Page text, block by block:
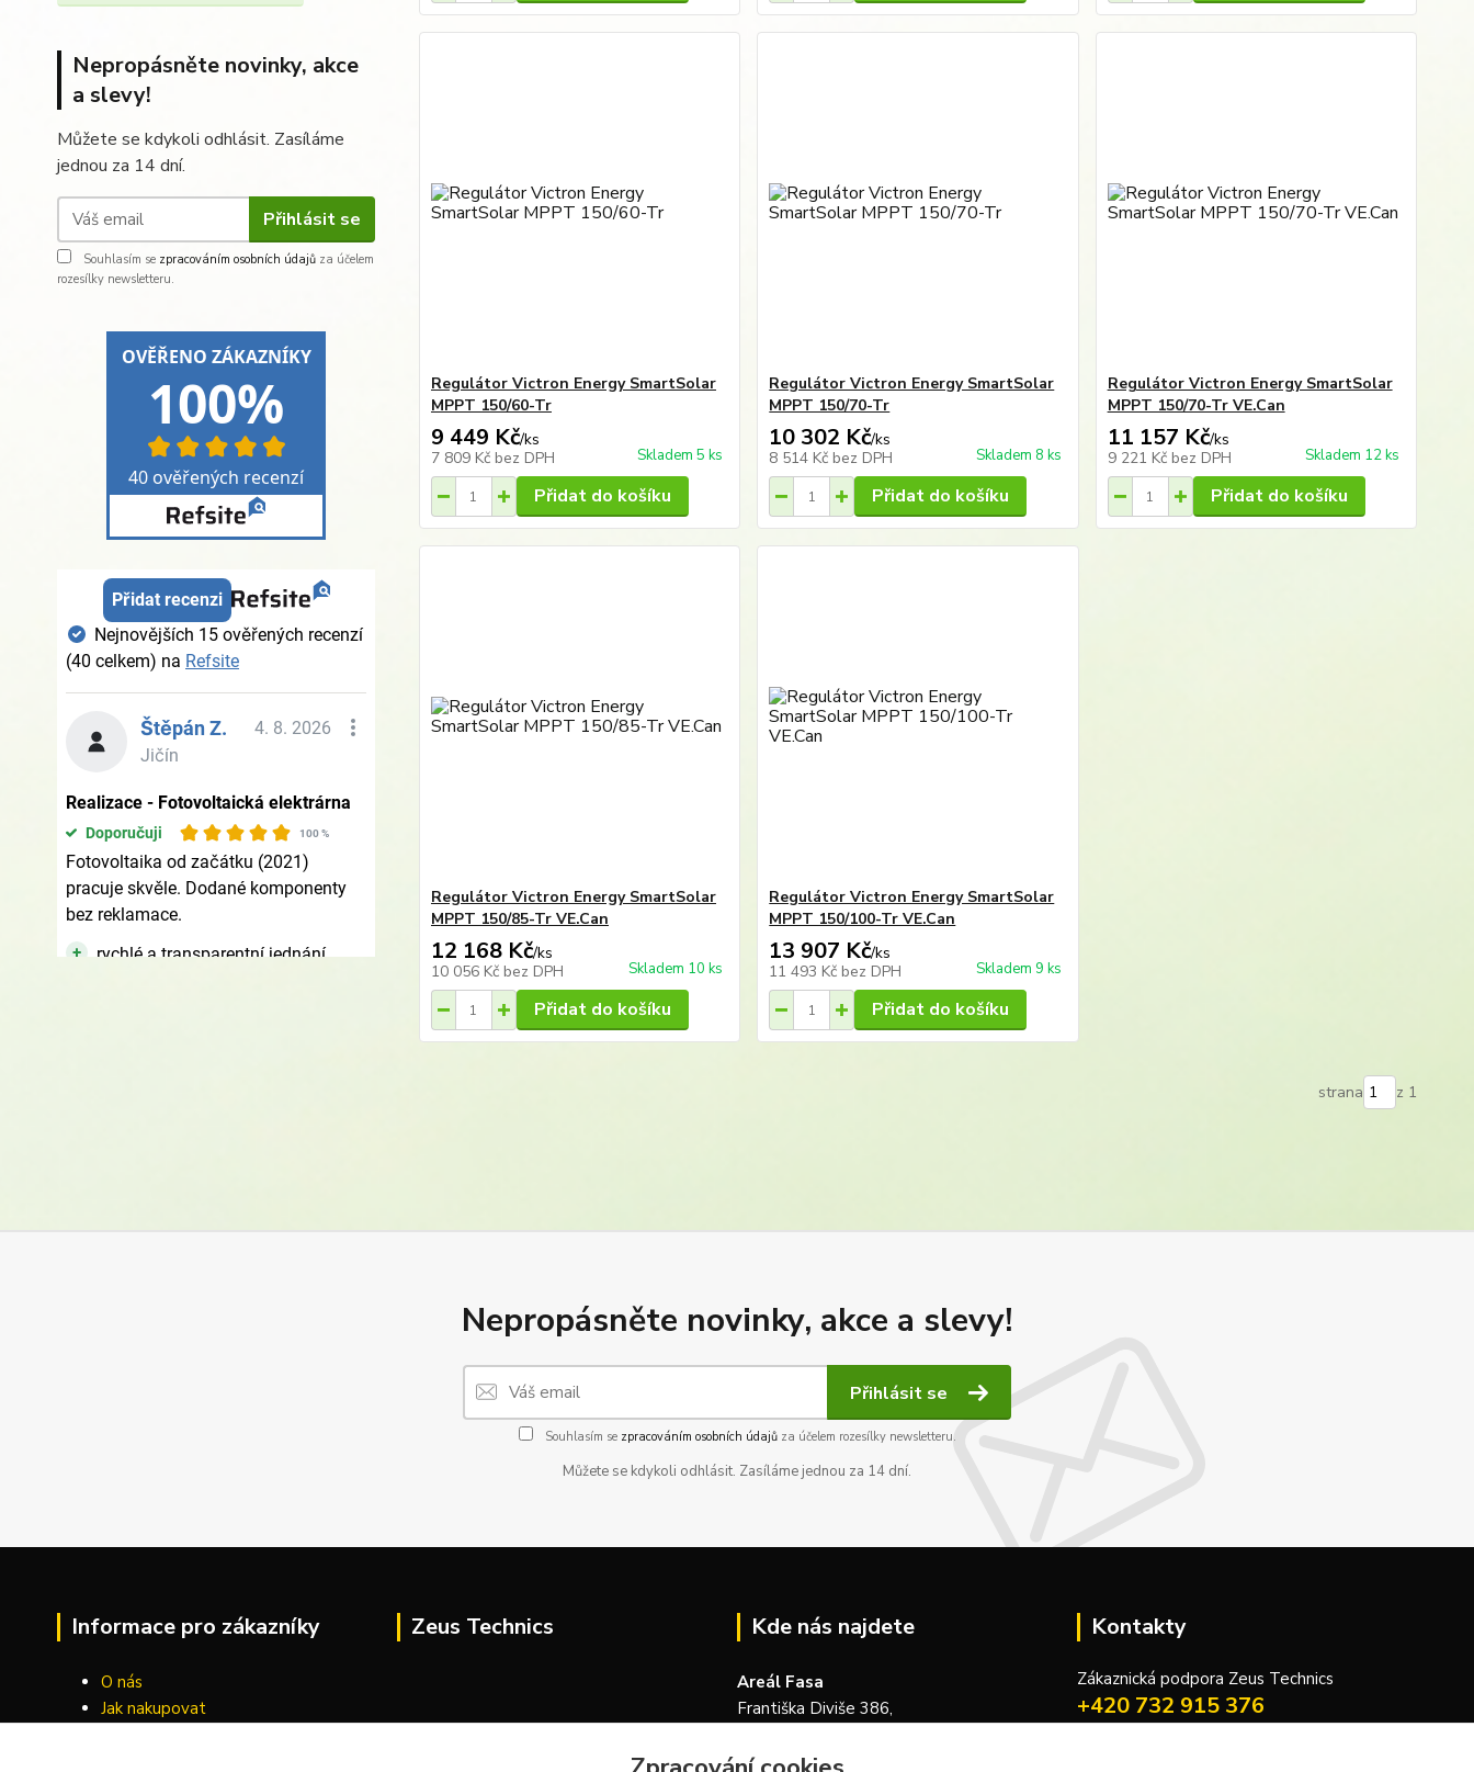
Nepropásněte novinky, akce
a slevy!
Můžete se kdykoli odhlásit. Zasíláme
jednou za 14 dní.
Přihlásit se
Souhlasím se zpracováním osobních údajů za účelem
rozesílky newsletteru.
Regulátor Victron Energy SmartSolar
MPPT 150/60-Tr
9 449 Kč/ks
7 809 Kč bez DPH Skladem 5 ks
Přidat do košíku
Regulátor Victron Energy SmartSolar
MPPT 150/70-Tr
10 302 Kč/ks
8 514 Kč bez DPH Skladem 8 ks
Přidat do košíku
Regulátor Victron Energy SmartSolar
MPPT 150/70-Tr VE.Can
11 157 Kč/ks
9 221 Kč bez DPH Skladem 12 ks
Přidat do košíku
Regulátor Victron Energy SmartSolar
MPPT 150/85-Tr VE.Can
12 168 Kč/ks
10 056 Kč bez DPH Skladem 10 ks
Přidat do košíku
Regulátor Victron Energy SmartSolar
MPPT 150/100-Tr VE.Can
13 907 Kč/ks
11 493 Kč bez DPH Skladem 9 ks
Přidat do košíku
strana z 1
Nepropásněte novinky, akce a slevy!
Přihlásit se
Souhlasím se zpracováním osobních údajůza účelem rozesílky newsletteru.
Můžete se kdykoli odhlásit. Zasíláme jednou za 14 dní.
Informace pro zákazníky
O nás
Jak nakupovat
Zeus Technics Kde nás najdete
Areál Fasa
Františka Diviše 386,
Česká republika
Kontakty
Zákaznická podpora Zeus Technics
+420 732 915 376